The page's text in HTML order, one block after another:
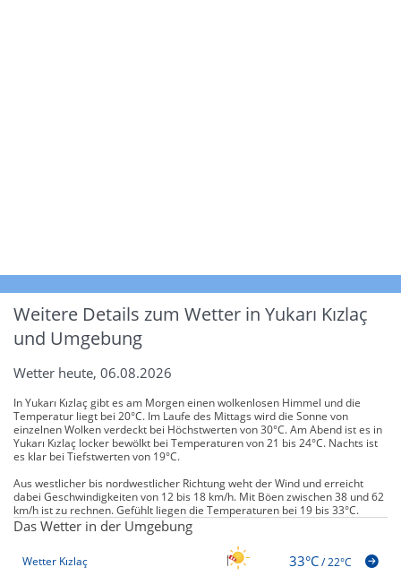
Weitere Details zum Wetter in Yukarı Kızlaç
und Umgebung
Wetter heute, 06.08.2026
In Yukarı Kızlaç gibt es am Morgen einen wolkenlosen Himmel und die
Temperatur liegt bei 20°C. Im Laufe des Mittags wird die Sonne von
einzelnen Wolken verdeckt bei Höchstwerten von 30°C. Am Abend ist es in
Yukarı Kızlaç locker bewölkt bei Temperaturen von 21 bis 24°C. Nachts ist
es klar bei Tiefstwerten von 19°C.
Aus westlicher bis nordwestlicher Richtung weht der Wind und erreicht
dabei Geschwindigkeiten von 12 bis 18 km/h. Mit Böen zwischen 38 und 62
km/h ist zu rechnen. Gefühlt liegen die Temperaturen bei 19 bis 33°C.
Das Wetter in der Umgebung
Wetter Kızlaç 33°C/22°C